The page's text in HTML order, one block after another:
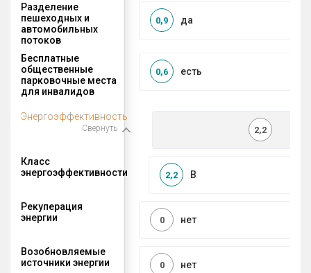
Разделение
пешеходных и
автомобильных
потоков
да
0,9
Бесплатные
общественные
парковочные места
для инвалидов
есть
0,6
Энергоэффективность
Свернуть 2,2
Класс
энергоэффективности
B
2,2
Рекуперация
энергии
нет
0
Возобновляемые
источники энергии
нет
0